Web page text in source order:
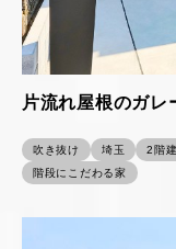
片流れ屋根のガレ
吹き抜け 埼玉 2階
階段にこだわる家